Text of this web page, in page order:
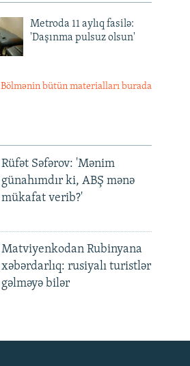
Metroda 11 aylıq fasilə:
'Daşınma pulsuz olsun'
Bölmənin bütün materialları burada
Rüfət Səfərov: 'Mənim
günahımdır ki, ABŞ mənə
mükafat verib?'
Matviyenkodan Rubinyana
xəbərdarlıq: rusiyalı turistlər
gəlməyə bilər